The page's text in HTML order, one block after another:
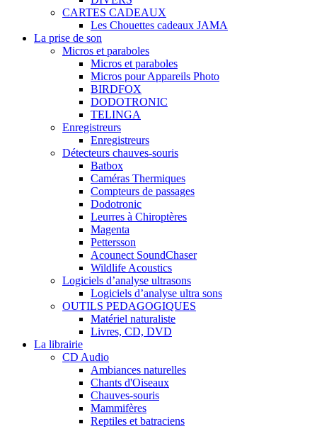
CARTES CADEAUX
Les Chouettes cadeaux JAMA
La prise de son
Micros et paraboles
Micros et paraboles
Micros pour Appareils Photo
BIRDFOX
DODOTRONIC
TELINGA
Enregistreurs
Enregistreurs
Détecteurs chauves-souris
Batbox
Caméras Thermiques
Compteurs de passages
Dodotronic
Leurres à Chiroptères
Magenta
Pettersson
Acounect SoundChaser
Wildlife Acoustics
Logiciels d’analyse ultrasons
Logiciels d’analyse ultra sons
OUTILS PEDAGOGIQUES
Matériel naturaliste
Livres, CD, DVD
La librairie
CD Audio
Ambiances naturelles
Chants d'Oiseaux
Chauves-souris
Mammifères
Reptiles et batraciens